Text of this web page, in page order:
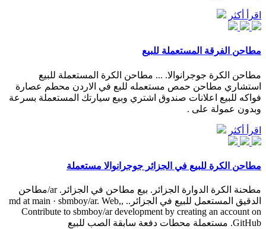
اقرأ أكثر
مطاحن الفرقة المستعملة للبيع
مطاحن الكرة جوجرانوالا. ... مطاحن الكرة المستعملة للبيع
استشاري مطاحن حمص مستعمله للبع في الاردن محطم عصارة
فواكه للبيع اعلانات صندوق اشتري وبيع سيارتك المستعملة بسرعة
وبدون عمولة على .
اقرأ أكثر
مطاحن الكرة للبيع في الجزائر جوجرانوالا مستعملة
مطحنة الكرة الدوارة الجزائر. بيع مطاحن في الجزائر. ar/مطاحن
الدقيق المستعمل للبيع في الجزائر.md at main · sbmboy/ar. Web,, .
Contribute to sbmboy/ar development by creating an account on
GitHub. مستعملة محطات دفعة سابقة الصب للبيع